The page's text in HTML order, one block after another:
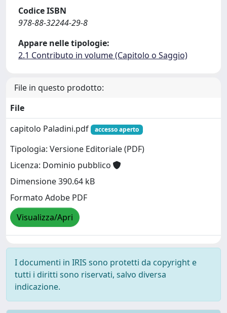
Codice ISBN
978-88-32244-29-8
Appare nelle tipologie:
2.1 Contributo in volume (Capitolo o Saggio)
File in questo prodotto:
File
capitolo Paladini.pdf
accesso aperto
Tipologia: Versione Editoriale (PDF)
Licenza: Dominio pubblico
Dimensione 390.64 kB
Formato Adobe PDF
Visualizza/Apri
I documenti in IRIS sono protetti da copyright e
tutti i diritti sono riservati, salvo diversa
indicazione.